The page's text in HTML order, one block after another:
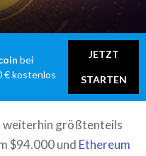
bei
€ kostenlos
JETZT
STARTEN
weiterhin größtenteils
$94.000 und Ethereum